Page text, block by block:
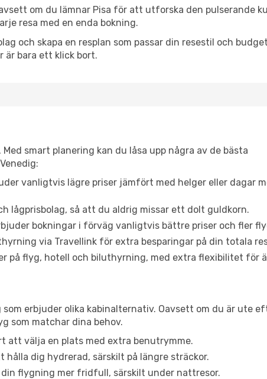
om du lämnar Pisa för att utforska den pulserande
resa med en enda bokning.
och skapa en resplan som passar din resestil och
är bara ett klick bort.
smart planering kan du låsa upp några av de bästa
vanligtvis lägre priser jämfört med helger eller dagar
lågprisbolag, så att du aldrig missar ett dolt guldkorn.
bokningar i förväg vanligtvis bättre priser och fler
via Travellink för extra besparingar på din totala
på flyg, hotell och biluthyrning, med extra flexibilitet för
erbjuder olika kabinalternativ. Oavsett om du är ute
som matchar dina behov.
att välja en plats med extra benutrymme.
dig hydrerad, särskilt på längre sträckor.
flygning mer fridfull, särskilt under nattresor.